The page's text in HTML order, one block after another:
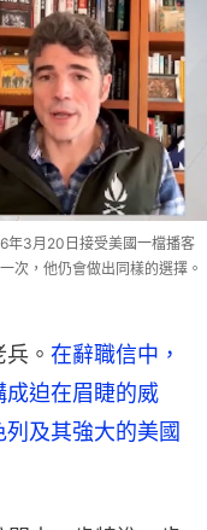
年3月20日接受美國一檔播客
次，他仍會做出同樣的選擇。
。 在辭職信中，
迫在眉睫的威
及其強大的美國